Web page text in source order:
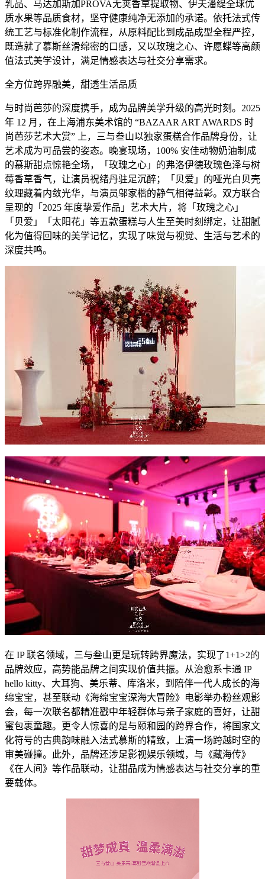
乳品、马达加斯加PROVA无荚香草提取物、伊夫潘缇全球优
质水果等品质食材，坚守健康纯净无添加的承诺。依托法式传
统工艺与标准化制作流程，从原料配比到成品成型全程严控，
既造就了慕斯丝滑绵密的口感，又以玫瑰之心、许愿蝶等高颜
值法式美学设计，满足情感表达与社交分享需求。
全方位跨界融美，甜透生活品质
与时尚芭莎的深度携手，成为品牌美学升级的高光时刻。2025
年 12 月，在上海浦东美术馆的 “BAZAAR ART AWARDS 时
尚芭莎艺术大赏” 上，三与叁山以独家蛋糕合作品牌身份，让
艺术成为可品尝的姿态。晚宴现场，100% 安佳动物奶油制成
的慕斯甜点惊艳全场，「玫瑰之心」的弗洛伊德玫瑰色泽与树
莓香草香气，让演员祝绪丹驻足沉醉；「贝爱」的哑光白贝壳
纹理藏着内敛光华，与演员邬家楷的静气相得益彰。双方联合
呈现的「2025 年度挚爱作品」艺术大片，将「玫瑰之心」
「贝爱」「太阳花」等五款蛋糕与人生至美时刻绑定，让甜腻
化为值得回味的美学记忆，实现了味觉与视觉、生活与艺术的
深度共鸣。
在 IP 联名领域，三与叁山更是玩转跨界魔法，实现了1+1>2的
品牌效应，高势能品牌之间实现价值共振。从治愈系卡通 IP
hello kitty、大耳狗、美乐蒂、库洛米，到陪伴一代人成长的海
绵宝宝，甚至联动《海绵宝宝深海大冒险》电影举办粉丝观影
会，每一次联名都精准戳中年轻群体与亲子家庭的喜好，让甜
蜜包裹童趣。更令人惊喜的是与颐和园的跨界合作，将国家文
化符号的古典韵味融入法式慕斯的精致，上演一场跨越时空的
审美碰撞。此外，品牌还涉足影视娱乐领域，与《藏海传》
《在人间》等作品联动，让甜品成为情感表达与社交分享的重
要载体。